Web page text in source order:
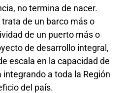
no termina de nacer.
de un barco más o
de un puerto más o
de desarrollo integral,
escala en la capacidad de
a toda la Región
del país.